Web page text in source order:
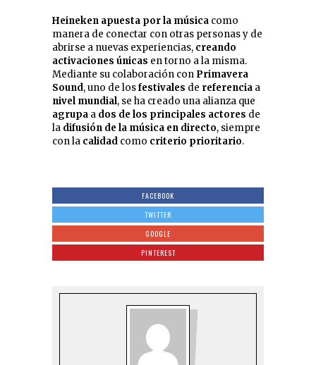
Heineken apuesta por la música como
manera de conectar con otras personas y de
abrirse a nuevas experiencias, creando
activaciones únicas en torno a la misma.
Mediante su colaboración con Primavera
Sound, uno de losfestivales de referencia a
nivel mundial, se ha creado una alianza que
agrupa a dos de los principales actores de
la difusión de la música en directo, siempre
con la calidad como criterio prioritario.
FACEBOOK
TWITTER
GOOGLE
PINTEREST